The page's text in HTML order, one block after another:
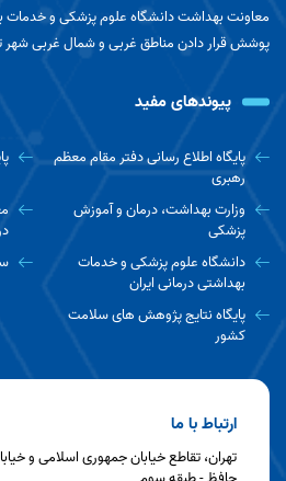
معاونت بهداشت دانشگاه علوم پزشکی و خدمات
پوشش قرار دادن مناطق غربی و شمال غربی شهر
پیوندهای مفید
پایگاه اطلاع رسانی دفتر مقام معظم
رهبری
وزارت بهداشت، درمان و آموزش
پزشکی
دانشگاه علوم پزشکی و خدمات
بهداشتی درمانی ایران
پایگاه نتایج پژوهش های سلامت
کشور
ارتباط با ما
تهران، تقاطع خیابان جمهوری اسلامی و